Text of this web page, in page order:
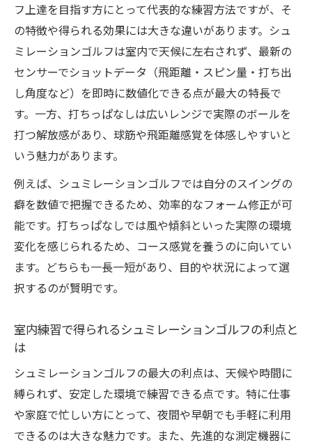
フ上達を目指す方にとって代表的な練習方法ですが、そ
の特徴や得られる効果には大きな違いがあります。シュ
ミレーションゴルフは室内で天候に左右されず、最新の
センサーでショットデータ（飛距離・スピン量・打ち出
し角度など）を即時に数値化できる点が最大の特長で
す。一方、打ちっぱなしは広いレンジで実際のボールを
打つ解放感があり、球筋や飛距離感覚を体感しやすいと
いう魅力があります。
例えば、シュミレーションゴルフでは自分のスイングの
癖を数値で把握できるため、効率的なフォーム修正が可
能です。打ちっぱなしでは風や傾斜といった実際の環境
変化を感じられるため、コース感覚を養うのに向いてい
ます。どちらも一長一短があり、目的や状況によって選
択するのが賢明です。
室内練習で得られるシュミレーションゴルフの利点と
は
シュミレーションゴルフの最大の利点は、天候や時間に
縛られず、安定した環境で練習できる点です。特に仕事
や家庭で忙しい方にとって、夜間や早朝でも手軽に利用
できるのは大きな魅力です。また、先進的な測定機器に